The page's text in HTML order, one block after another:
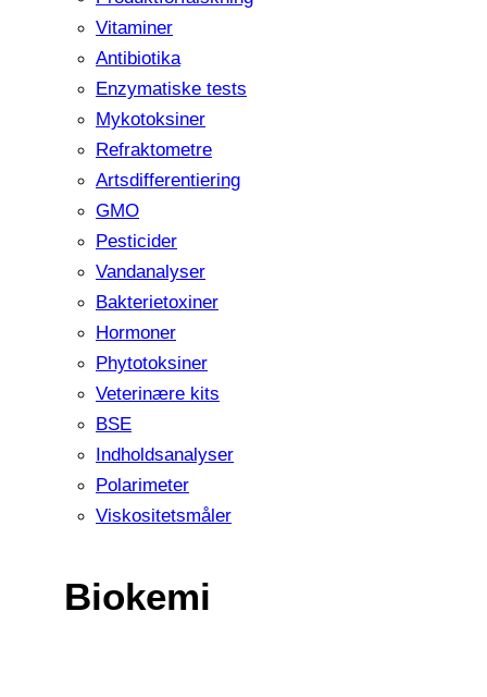
Vitaminer
Antibiotika
Enzymatiske tests
Mykotoksiner
Refraktometre
Artsdifferentiering
GMO
Pesticider
Vandanalyser
Bakterietoxiner
Hormoner
Phytotoksiner
Veterinære kits
BSE
Indholdsanalyser
Polarimeter
Viskositetsmåler
Biokemi